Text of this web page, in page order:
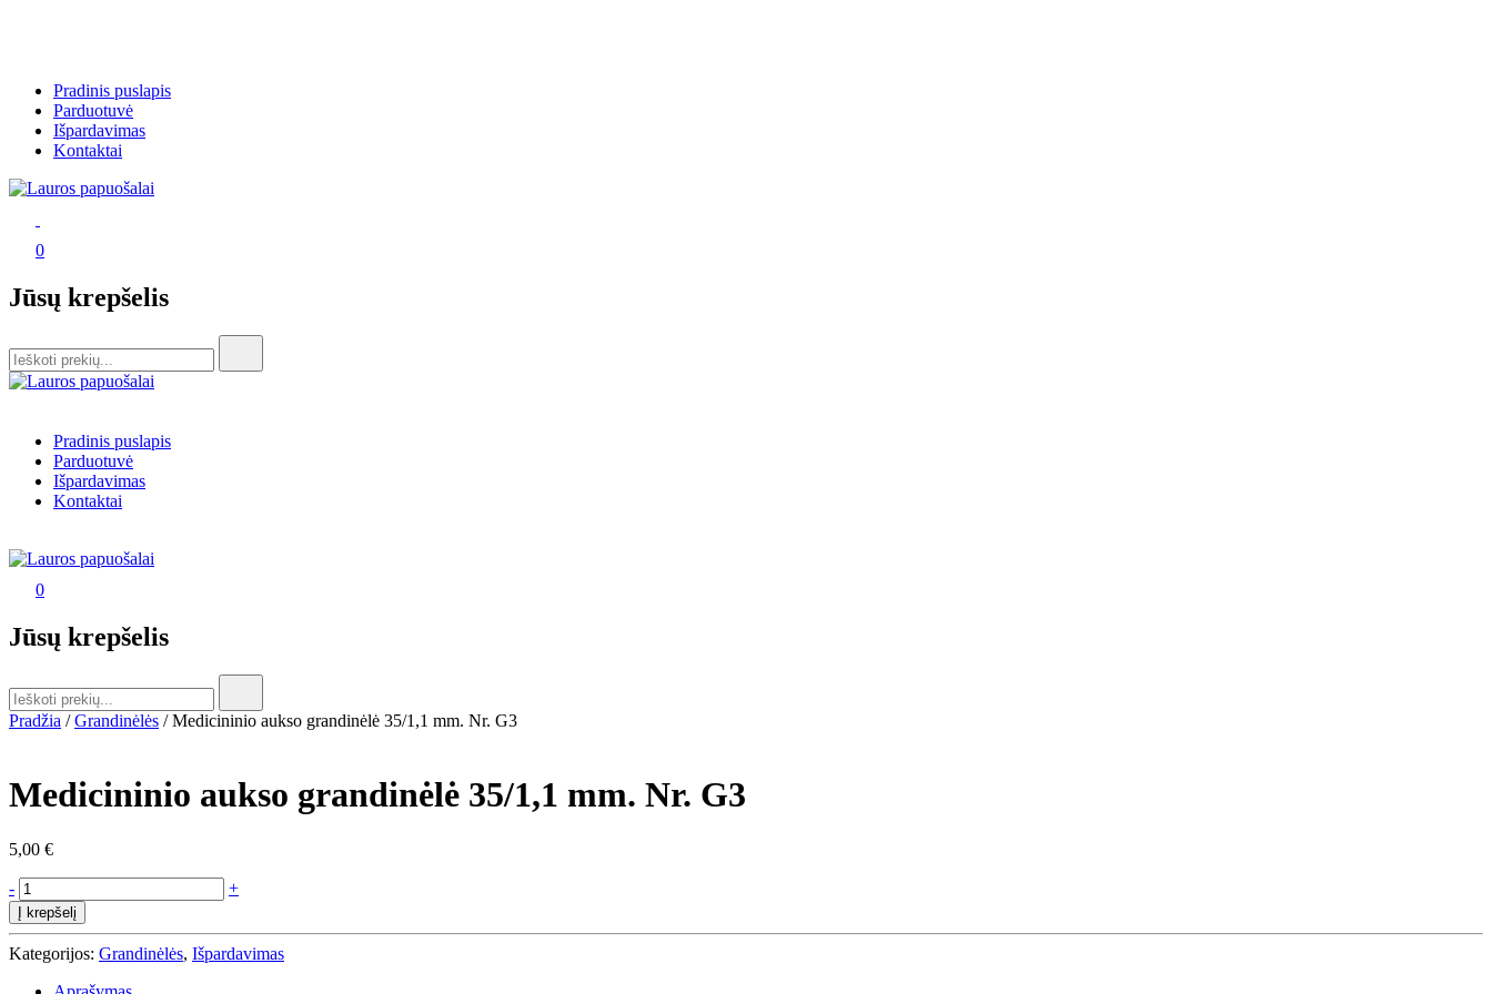
Skip
content
Pradinis puslapis
Parduotuvė
Išpardavimas
Kontaktai
Lauros papuošalai
Lauros papuošalai
0
Jūsų krepšelis
for:
Pradinis puslapis
Parduotuvė
Išpardavimas
Kontaktai
Lauros papuošalai
Lauros papuošalai
0
Jūsų krepšelis
for:
Pradžia /Grandinėlės / Medicininio aukso grandinėlė 35/1,1 mm. Nr. G3
Medicininio aukso grandinėlė 35/1,1 mm. Nr. G3
5,00 €
- produkto
kiekis:
Medicininio
aukso
grandinėlė
35/1,1
+
Į krepšelį
Kategorijos: Grandinėlės, Išpardavimas